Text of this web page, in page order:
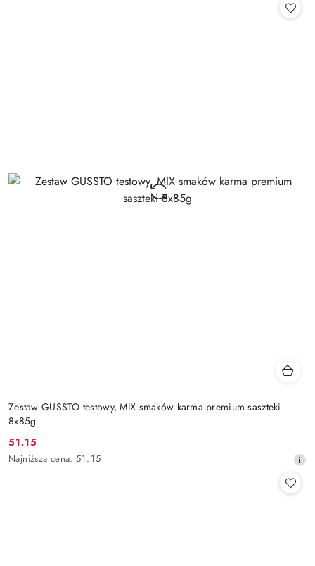
Zestaw GUSSTO testowy, MIX smaków karma premium saszteki
8x85g
Cena
promocyjna:
51.15
Najniższa
Najniższa cena: 51.15